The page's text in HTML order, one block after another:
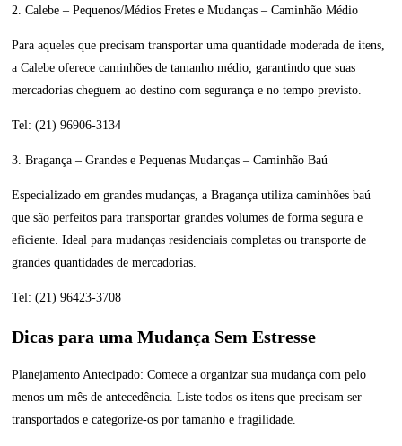
2. Calebe – Pequenos/Médios Fretes e Mudanças – Caminhão Médio
Para aqueles que precisam transportar uma quantidade moderada de itens,
a Calebe oferece caminhões de tamanho médio, garantindo que suas
mercadorias cheguem ao destino com segurança e no tempo previsto.
Tel: (21) 96906-3134
3. Bragança – Grandes e Pequenas Mudanças – Caminhão Baú
Especializado em grandes mudanças, a Bragança utiliza caminhões baú
que são perfeitos para transportar grandes volumes de forma segura e
eficiente. Ideal para mudanças residenciais completas ou transporte de
grandes quantidades de mercadorias.
Tel: (21) 96423-3708
Dicas para uma Mudança Sem Estresse
Planejamento Antecipado: Comece a organizar sua mudança com pelo
menos um mês de antecedência. Liste todos os itens que precisam ser
transportados e categorize-os por tamanho e fragilidade.